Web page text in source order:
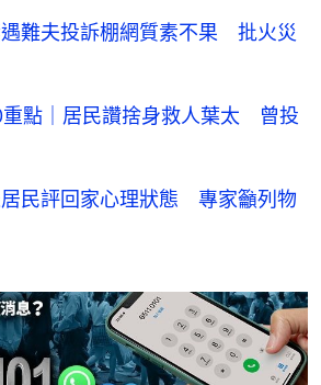
難夫投訴棚網質素不果 批火災
點｜居民讚捨身救人葉太 曾投
民評回家心理狀態 專家籲列物